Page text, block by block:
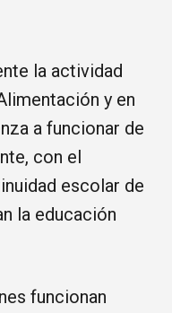
la actividad
y en
a funcionar de
con el
escolar de
la educación
funcionan